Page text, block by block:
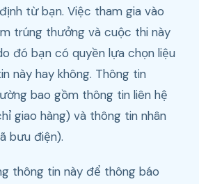
từ bạn. Việc tham gia vào
trúng thưởng và cuộc thi này
đó bạn có quyền lựa chọn liệu
này hay không. Thông tin
bao gồm thông tin liên hệ
giao hàng) và thông tin nhân
bưu điện).
thông tin này để thông báo